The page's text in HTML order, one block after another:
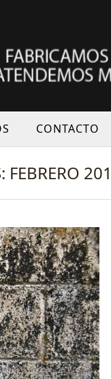
CONTACTO
FEBRERO